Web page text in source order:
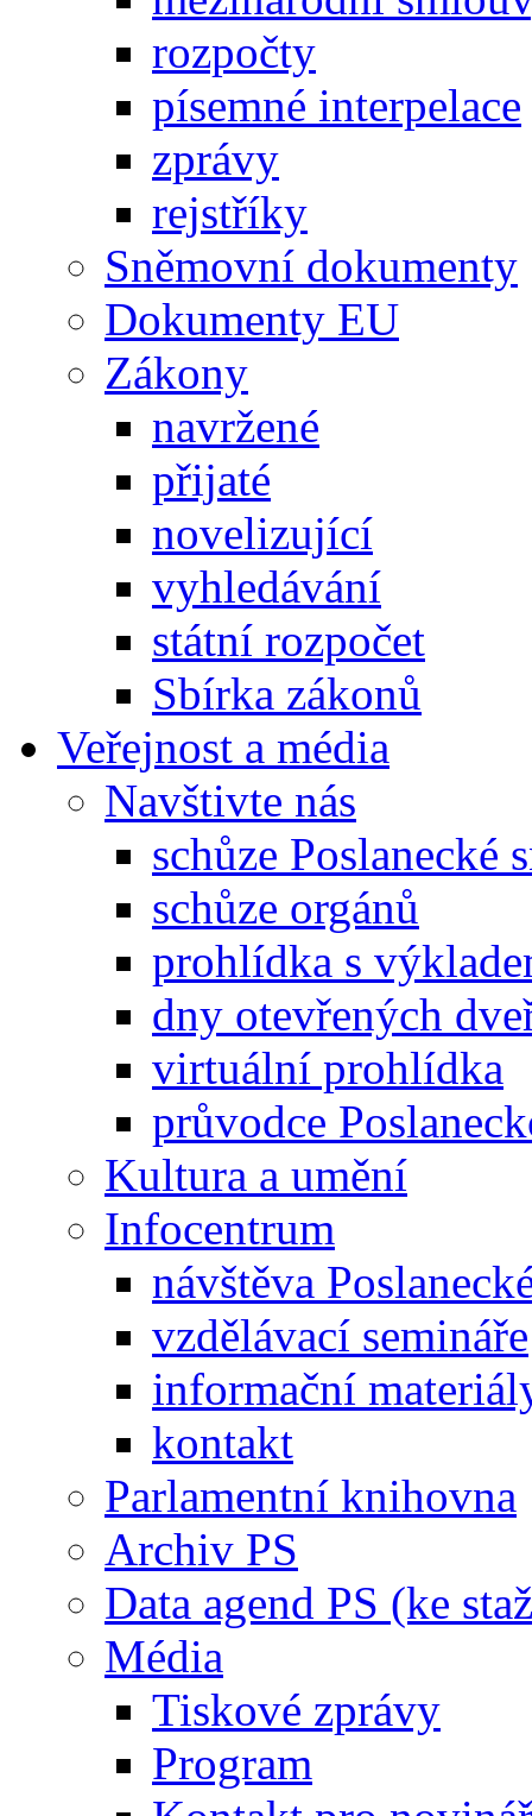
rozpočty
písemné interpelace
zprávy
rejstříky
Sněmovní dokumenty
Dokumenty EU
Zákony
navržené
přijaté
novelizující
vyhledávání
státní rozpočet
Sbírka zákonů
Veřejnost a média
Navštivte nás
schůze Poslanecké
schůze orgánů
prohlídka s
dny otevřených
virtuální prohlídka
průvodce
Kultura a umění
Infocentrum
návštěva
vzdělávací semináře
informační
kontakt
Parlamentní knihovna
Archiv PS
Data agend PS (ke
Média
Tiskové zprávy
Program